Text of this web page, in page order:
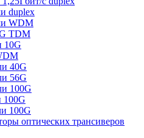
duplex
WDM
TDM
10G
40G
56G
100G
100G
100G
оптических трансиверов